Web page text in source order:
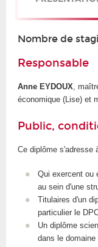
Nombre de
Responsable
Anne EYDOUX,
économique (Lise) et
Public,
Ce diplôme s'adresse
Qui exercent ou
au sein d'une
Titulaires d'un
particulier le
Un diplôme
dans le domaine